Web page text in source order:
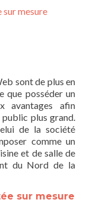
sur mesure
sont de plus en
que posséder un
avantages afin
plus grand.
de la société
comme un
et de salle de
du Nord de la
sur mesure